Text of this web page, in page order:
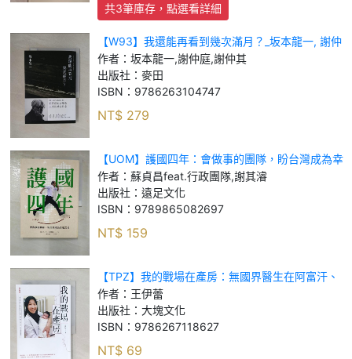
共3筆庫存，點選看詳細
【W93】我還能再看到幾次滿月？_坂本龍一, 謝仲
庭, 謝仲其
作者： 坂本龍一,謝仲庭,謝仲其
出版社： 麥田
ISBN： 9786263104747
NT$ 279
【UOM】護國四年：會做事的團隊，盼台灣成為幸
福之地_蘇貞昌 feat. 行政團隊, 謝其濬
作者： 蘇貞昌feat.行政團隊,謝其濬
出版社： 遠足文化
ISBN： 9789865082697
NT$ 159
【TPZ】我的戰場在產房：無國界醫生在阿富汗、
伊拉克迎接新生命的熱血救援記事_王伊蕾
作者： 王伊蕾
出版社： 大塊文化
ISBN： 9786267118627
NT$ 69